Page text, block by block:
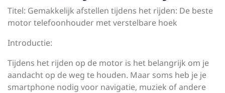
Titel: Gemakkelijk afstellen tijdens het rijden: De beste
motor telefoonhouder met verstelbare hoek
Introductie:
Tijdens het rijden op de motor is het belangrijk om je
aandacht op de weg te houden. Maar soms heb je je
smartphone nodig voor navigatie, muziek of andere